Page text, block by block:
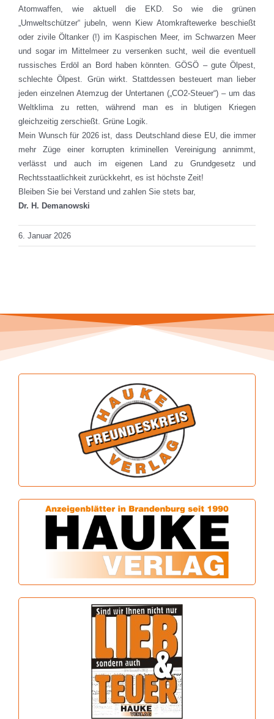
Atomwaffen, wie aktuell die EKD. So wie die grünen
„Umweltschützer“ jubeln, wenn Kiew Atomkraftewerke beschießt
oder zivile Öltanker (!) im Kaspischen Meer, im Schwarzen Meer
und sogar im Mittelmeer zu versenken sucht, weil die eventuell
russisches Erdöl an Bord haben könnten. GÖSÖ – gute Ölpest,
schlechte Ölpest. Grün wirkt. Stattdessen besteuert man lieber
jeden einzelnen Atemzug der Untertanen („CO2-Steuer“) – um das
Weltklima zu retten, während man es in blutigen Kriegen
gleichzeitig zerschießt. Grüne Logik.
Mein Wunsch für 2026 ist, dass Deutschland diese EU, die immer
mehr Züge einer korrupten kriminellen Vereinigung annimmt,
verlässt und auch im eigenen Land zu Grundgesetz und
Rechtsstaatlichkeit zurückkehrt, es ist höchste Zeit!
Bleiben Sie bei Verstand und zahlen Sie stets bar,
Dr. H. Demanowski
6. Januar 2026